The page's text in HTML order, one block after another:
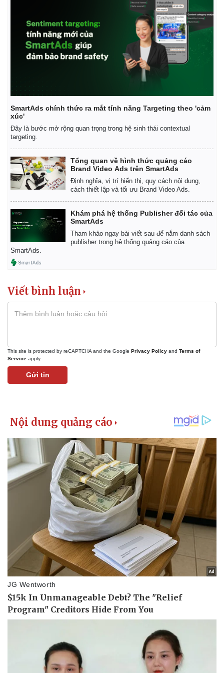
Kinh tế
Bất động sản
Khởi nghiệp
Thị trường
Giá vàng
Tiêu dùng
Chứng khoán
Giá cà phê
Quân sự - Quốc phòng
Việt Nam
SmartAds chính thức ra mắt tính năng Targeting theo 'cảm
xúc'
Đây là bước mở rộng quan trọng trong hệ sinh thái contextual
targeting.
Tổng quan về hình thức quảng cáo
Brand Video Ads trên SmartAds
Định nghĩa, vị trí hiển thị, quy cách nội dung,
cách thiết lập và tối ưu Brand Video Ads.
Khám phá hệ thống Publisher đối tác của
SmartAds
Tham khảo ngay bài viết sau để nắm danh sách
publisher trong hệ thống quảng cáo của
SmartAds.
Viết bình luận
This site is protected by reCAPTCHA and the Google Privacy Policy and Terms of
Service apply.
Gửi tin